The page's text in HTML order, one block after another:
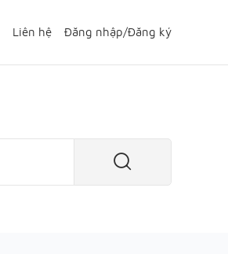
Liên hệ Đăng nhập/Đăng ký